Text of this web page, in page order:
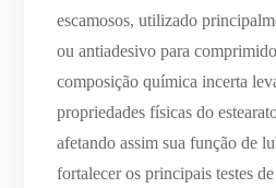
escamosos, utilizado
ou antiadesivo para
composição química incerta
propriedades físicas do
afetando assim sua função de
fortalecer os principais testes